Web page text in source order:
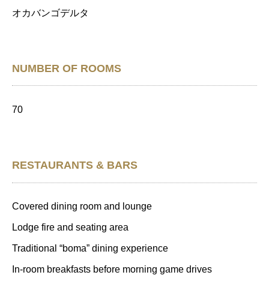
オカバンゴデルタ
NUMBER OF ROOMS
70
RESTAURANTS & BARS
Covered dining room and lounge
Lodge fire and seating area
Traditional “boma” dining experience
In-room breakfasts before morning game drives